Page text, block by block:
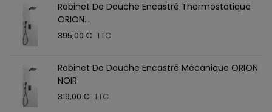
Robinet De Douche Encastré Thermostatique
ORION...
395,00 € TTC
Robinet De Douche Encastré Mécanique ORION
NOIR
319,00 € TTC